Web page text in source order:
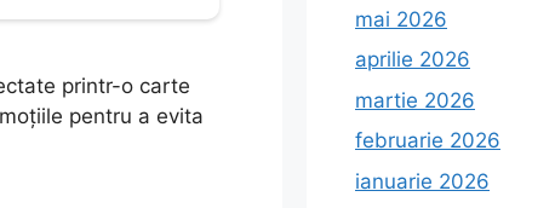
printr-o carte
pentru a evita
mai 2026
aprilie 2026
martie 2026
februarie 2026
ianuarie 2026